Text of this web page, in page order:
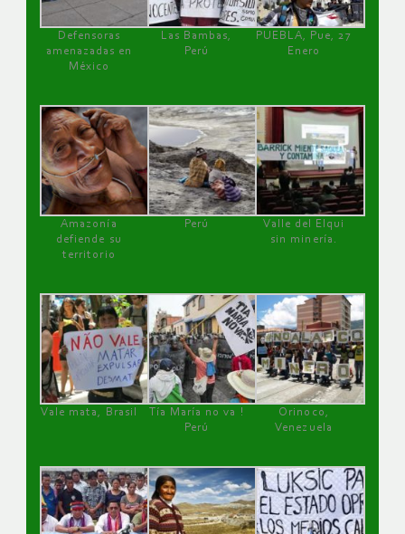
Defensoras
amenazadas en
México
Las Bambas,
Perú
PUEBLA, Pue, 27
Enero
Amazonía
defiende su
territorio
Perú
Valle del Elqui
sin minería.
Vale mata, Brasil
Tía María no va !
Perú
Orinoco,
Venezuela